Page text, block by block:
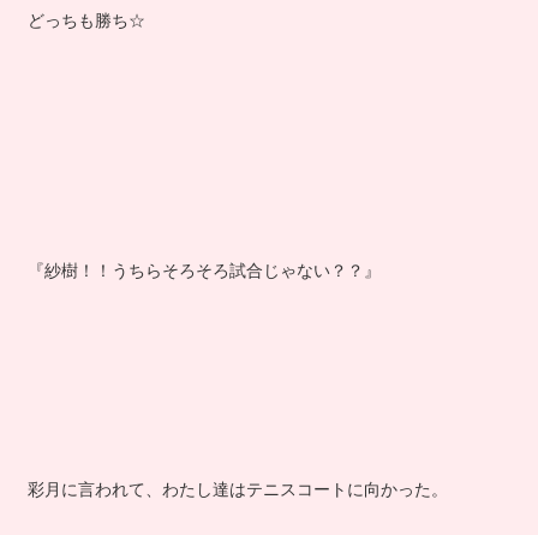
どっちも勝ち☆
『紗樹！！うちらそろそろ試合じゃない？？』
彩月に言われて、わたし達はテニスコートに向かった。